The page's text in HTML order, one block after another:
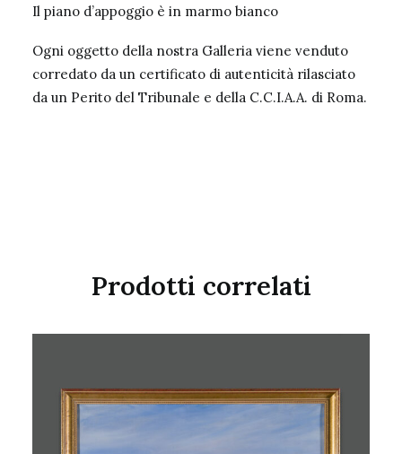
Il piano d’appoggio è in marmo bianco
Ogni oggetto della nostra Galleria viene venduto
corredato da un certificato di autenticità rilasciato
da un Perito del Tribunale e della C.C.I.A.A. di Roma.
Prodotti correlati